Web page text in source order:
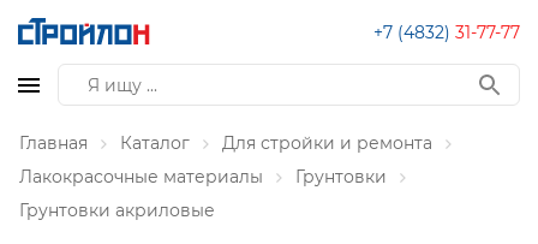
+7 (4832) 31-77-77
Главная Каталог
Для стройки и ремонта
Лакокрасочные материалы
Грунтовки
Грунтовки акриловые